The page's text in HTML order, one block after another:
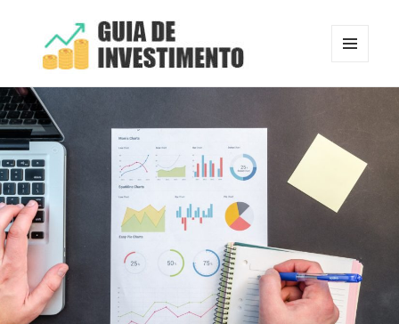
Guia de Investimento
E